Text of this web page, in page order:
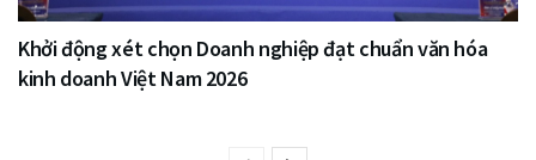
Khởi động xét chọn Doanh nghiệp đạt chuẩn văn hóa
kinh doanh Việt Nam 2026